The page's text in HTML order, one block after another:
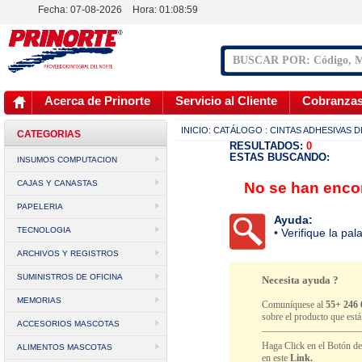
Fecha: 07-08-2026 Hora: 01:08:59
Acerca de Prinorte Servicio al Cliente
CATEGORIAS
INSUMOS COMPUTACION
CAJAS Y CANASTAS
PAPELERIA
TECNOLOGIA
ARCHIVOS Y REGISTROS
SUMINISTROS DE OFICINA
MEMORIAS
ACCESORIOS MASCOTAS
ALIMENTOS MASCOTAS
INICIO: CATÁLOGO : CINTAS ADHESIVAS
RESULTADOS: 0
ESTAS BUSCANDO:
No se han
Ayuda:
• Verifique la
Necesita ayuda ?
Comuníquese al55+ 246
sobre el producto que
Haga Click en el Botón
en esteLink.